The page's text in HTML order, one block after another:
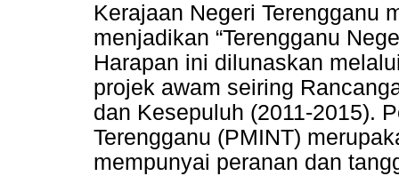
Kerajaan Negeri Terengganu
menjadikan “Terengganu
Harapan ini dilunaskan
projek awam seiring
dan Kesepuluh (2011-2015).
Terengganu (PMINT)
mempunyai peranan dan